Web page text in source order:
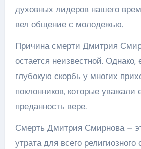
духовных лидеров нашего
вел общение с молодежью.
Причина смерти Дмитрия
остается неизвестной. Однако,
глубокую скорбь у многих
поклонников, которые уважали
преданность вере.
Смерть Дмитрия Смирнова –
утрата для всего